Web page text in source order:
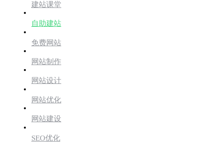
建站课堂
自助建站
免费网站
网站制作
网站设计
网站优化
网站建设
SEO优化